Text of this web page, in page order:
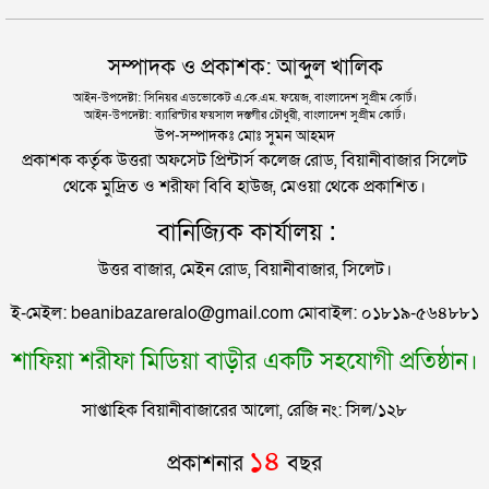
যুক্তরাজ্যে বাংলাদেশিদের মধ্যে ৯৫ শতাংশই সিলেটি
সিলেটে বিচার নিয়ে হতাশ ৬ শহীদ পরিবার
দিল্লিতে শেখ হাসিনার বক্তব্য দেওয়া নিয়ে পররাষ্ট্র
মন্ত্রণালয়ের ক্ষোভ
সিলেটের সাবেক মন্ত্রী-এমপিরা কে কোথায়?
জুলাই আন্দোলন ছাত্র-জনতার বীরত্বের স্মারকস্তম্ভ:
বিয়ানীবাজারের ইউএনও
সিলেটে সড়ক দুর্ঘটনায় প্রাণ গেল যুবকের
ইউনূসকে সঙ্গে নিয়ে জুলাই স্মৃতি জাদুঘর উদ্বোধন করলেন
সম্পাদক ও প্রকাশক: আব্দুল খালিক
আইন-উপদেষ্টা: সিনিয়র এডভোকেট এ.কে.এম. ফয়েজ, বাংলাদেশ সুপ্রীম কোর্ট।
আইন-উপদেষ্টা: ব্যারিস্টার ফয়সাল দস্তগীর চৌধুরী, বাংলাদেশ সুপ্রীম কোর্ট।
উপ-সম্পাদকঃ মোঃ সুমন আহমদ
প্রকাশক কর্তৃক উত্তরা অফসেট প্রিন্টার্স কলেজ রোড, বিয়ানীবাজার সিলেট
থেকে মুদ্রিত ও শরীফা বিবি হাউজ, মেওয়া থেকে প্রকাশিত।
বানিজ্যিক কার্যালয় :
উত্তর বাজার, মেইন রোড, বিয়ানীবাজার, সিলেট।
ই-মেইল: beanibazareralo@gmail.com মোবাইল: ০১৮১৯-৫৬৪৮৮১
শাফিয়া শরীফা মিডিয়া বাড়ীর একটি সহযোগী প্রতিষ্ঠান।
সাপ্তাহিক বিয়ানীবাজারের আলো, রেজি নং: সিল/১২৮
প্রকাশনার ১৪ বছর